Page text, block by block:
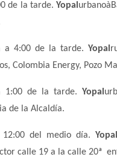
de la tarde.Yopal
a 4:00 de la tarde.Yopal
Colombia Energy, Pozo
1:00 de la tarde. Yopal
de la Alcaldía.
del medio día.Yopal
calle 19 a la calle 20ª